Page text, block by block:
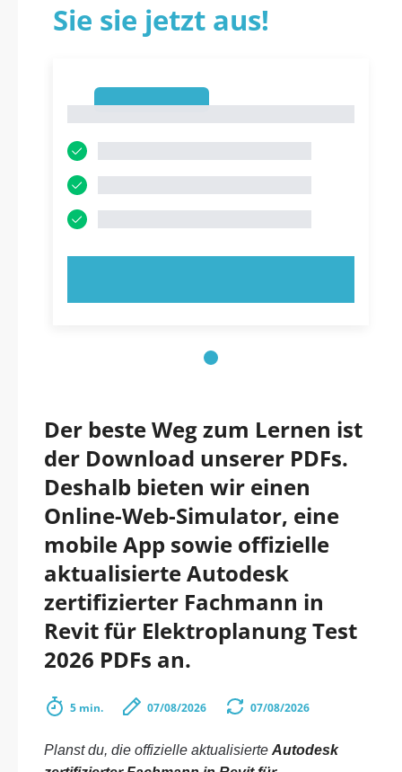
Sie sie jetzt aus!
Der beste Weg zum Lernen ist
der Download unserer PDFs.
Deshalb bieten wir einen
Online-Web-Simulator, eine
mobile App sowie offizielle
aktualisierte Autodesk
zertifizierter Fachmann in
Revit für Elektroplanung Test
2026 PDFs an.
5 min. 07/08/2026 07/08/2026
Planst du, die offizielle aktualisierte Autodesk